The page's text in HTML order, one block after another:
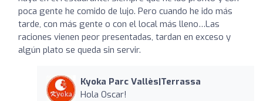
poca gente he comido de lujo. Pero cuando he ido más
tarde, con más gente o con el local más lleno…Las
raciones vienen peor presentadas, tardan en exceso y
algún plato se queda sin servir.
Kyoka Parc Vallès|Terrassa
Hola Oscar!